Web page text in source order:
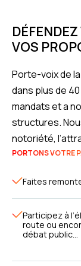
VOS
Porte-voix de
dans plus de
mandats et a
structures.
notoriété,
PORTONS VOTRE
Faites
Participez à
route ou
débat public…